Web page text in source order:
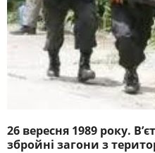
26 вересня 1989 року.
збройні загони з